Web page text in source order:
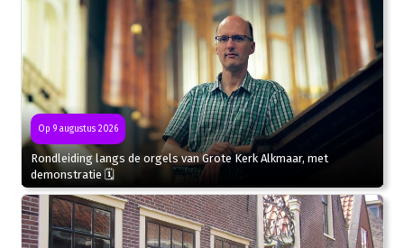
Op 9 augustus 2026
Rondleiding langs de orgels van Grote Kerk Alkmaar, met
demonstratie 🗓